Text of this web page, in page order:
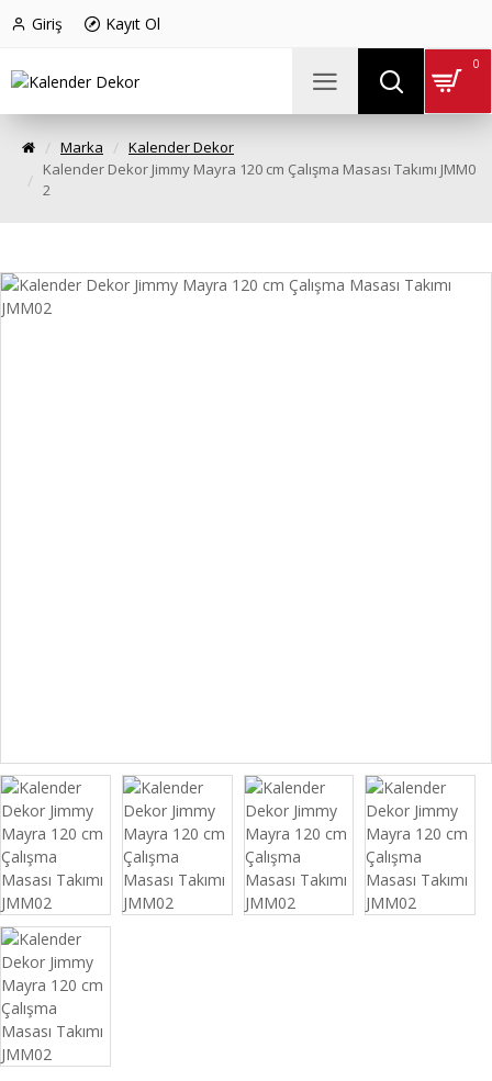
Giriş Kayıt Ol
0
Marka
Kalender Dekor
Kalender Dekor Jimmy Mayra 120 cm Çalışma Masası Takımı JMM0
2